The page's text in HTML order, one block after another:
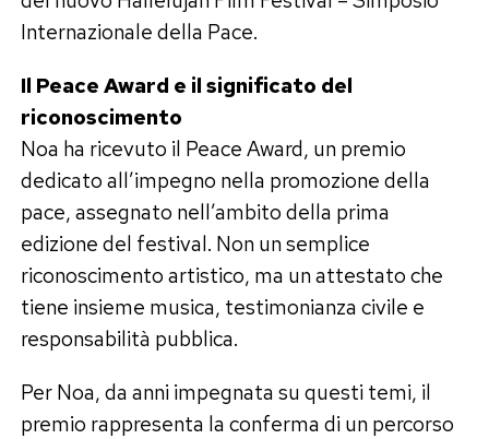
Internazionale della Pace.
Il Peace Award e il significato del
riconoscimento
Noa ha ricevuto il Peace Award, un premio
dedicato all’impegno nella promozione della
pace, assegnato nell’ambito della prima
edizione del festival. Non un semplice
riconoscimento artistico, ma un attestato che
tiene insieme musica, testimonianza civile e
responsabilità pubblica.
Per Noa, da anni impegnata su questi temi, il
premio rappresenta la conferma di un percorso